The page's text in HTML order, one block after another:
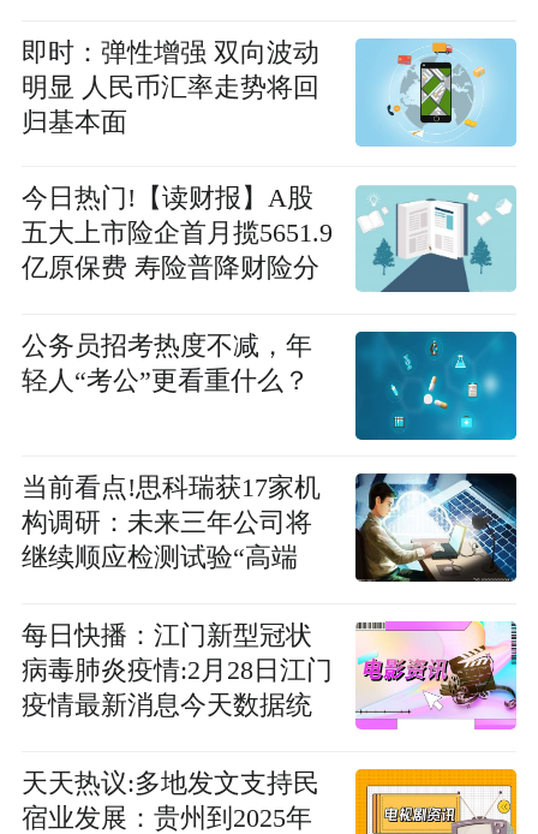
即时：弹性增强 双向波动
明显 人民币汇率走势将回
归基本面
今日热门!【读财报】A股
五大上市险企首月揽5651.9
亿原保费 寿险普降财险分
公务员招考热度不减，年
轻人“考公”更看重什么？
当前看点!思科瑞获17家机
构调研：未来三年公司将
继续顺应检测试验“高端
战略，升级高端电子元器
件检测试验技术，开展宇
航级检测试验（附调研问
每日快播：江门新型冠状
病毒肺炎疫情:2月28日江门
疫情最新消息今天数据统
天天热议:多地发文支持民
宿业发展：贵州到2025年